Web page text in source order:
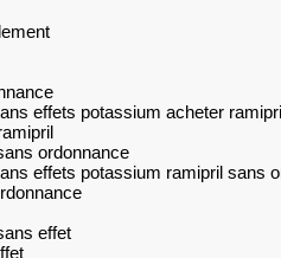
effets potassium acheter
ordonnance
effets potassium ramipril sans
effet